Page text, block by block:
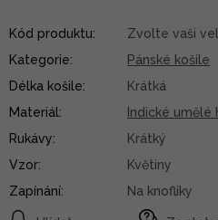
Kód produktu:
Zvolte vaši
Kategorie:
Pánské košile
Délka košile:
Krátká
Materiál:
Indické umělé
Rukávy:
Krátký
Vzor:
Květiny
Zapínání: Na knoflíky